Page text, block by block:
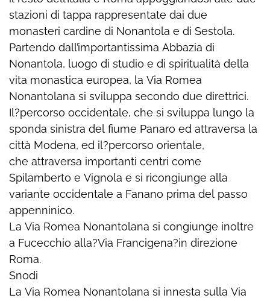
stazioni di tappa rappresentate dai due
monasteri cardine di Nonantola e di Sestola.
Partendo dall’importantissima Abbazia di
Nonantola, luogo di studio e di spiritualità della
vita monastica europea, la Via Romea
Nonantolana si sviluppa secondo due direttrici.
Il?percorso occidentale, che si sviluppa lungo la
sponda sinistra del fiume Panaro ed attraversa la
città Modena, ed il?percorso orientale,
che attraversa importanti centri come
Spilamberto e Vignola e si ricongiunge alla
variante occidentale a Fanano prima del passo
appenninico.
La Via Romea Nonantolana si congiunge inoltre
a Fucecchio alla?Via Francigena?in direzione
Roma.
Snodi
La Via Romea Nonantolana si innesta sulla Via